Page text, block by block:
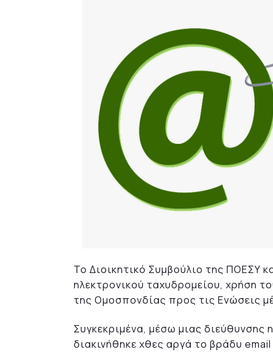
To Διοικητικό Συμβούλιο της ΠΟΕΣΥ
ηλεκτρονικού ταχυδρομείου, χρήση
της Ομοσπονδίας προς τις Ενώσεις
Συγκεκριμένα, μέσω μιας διεύθυνσης
διακινήθηκε χθες αργά το βράδυ